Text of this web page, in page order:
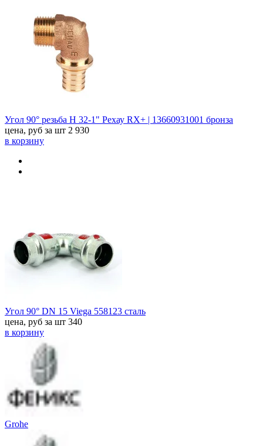
Угол 90° резьба Н 32-1" Рехау RX+ | 13660931001 бронза
цена, руб за шт 2 930
в корзину
Угол 90° DN 15 Viega 558123 сталь
цена, руб за шт 340
в корзину
Grohe